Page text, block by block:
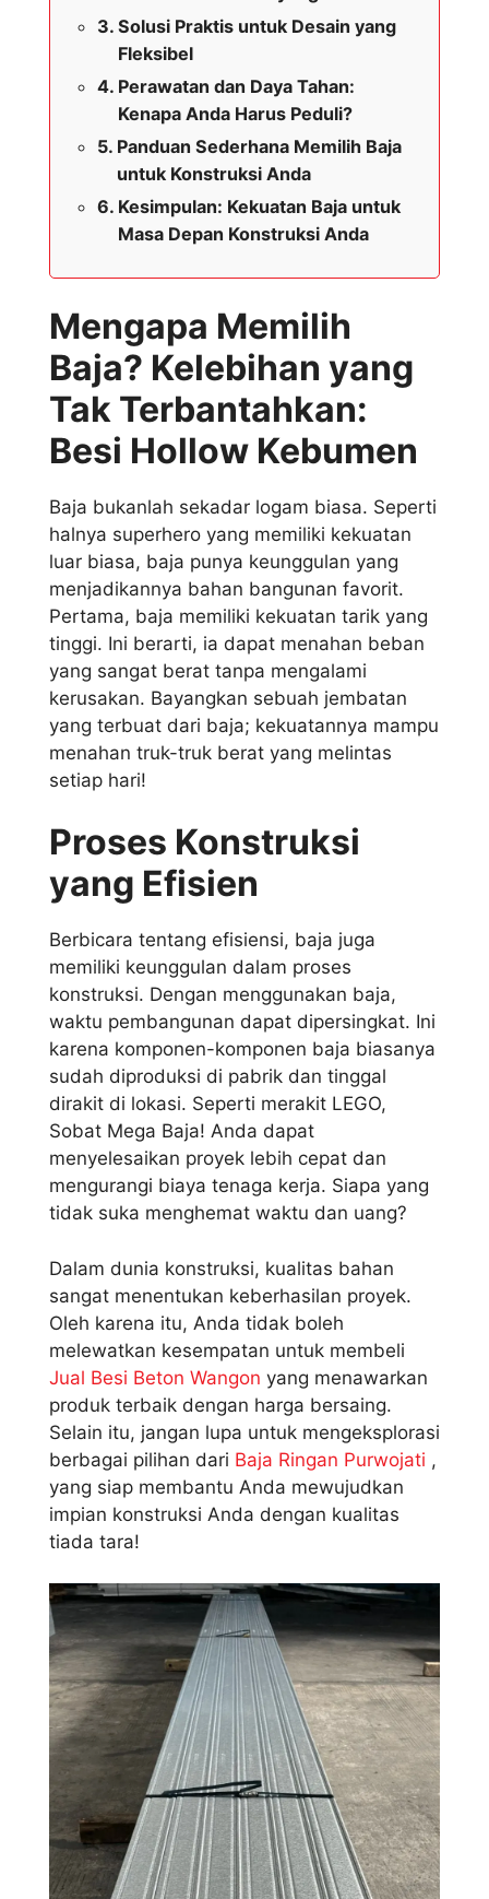
Solusi Praktis untuk Desain yang
Fleksibel
Perawatan dan Daya Tahan:
Kenapa Anda Harus Peduli?
Panduan Sederhana Memilih Baja
untuk Konstruksi Anda
Kesimpulan: Kekuatan Baja untuk
Masa Depan Konstruksi Anda
Mengapa Memilih
Baja? Kelebihan yang
Tak Terbantahkan:
Besi Hollow Kebumen
Baja bukanlah sekadar logam biasa. Seperti
halnya superhero yang memiliki kekuatan
luar biasa, baja punya keunggulan yang
menjadikannya bahan bangunan favorit.
Pertama, baja memiliki kekuatan tarik yang
tinggi. Ini berarti, ia dapat menahan beban
yang sangat berat tanpa mengalami
kerusakan. Bayangkan sebuah jembatan
yang terbuat dari baja; kekuatannya mampu
menahan truk-truk berat yang melintas
setiap hari!
Proses Konstruksi
yang Efisien
Berbicara tentang efisiensi, baja juga
memiliki keunggulan dalam proses
konstruksi. Dengan menggunakan baja,
waktu pembangunan dapat dipersingkat. Ini
karena komponen-komponen baja biasanya
sudah diproduksi di pabrik dan tinggal
dirakit di lokasi. Seperti merakit LEGO,
Sobat Mega Baja! Anda dapat
menyelesaikan proyek lebih cepat dan
mengurangi biaya tenaga kerja. Siapa yang
tidak suka menghemat waktu dan uang?
Dalam dunia konstruksi, kualitas bahan
sangat menentukan keberhasilan proyek.
Oleh karena itu, Anda tidak boleh
melewatkan kesempatan untuk membeli
Jual Besi Beton Wangon yang menawarkan
produk terbaik dengan harga bersaing.
Selain itu, jangan lupa untuk mengeksplorasi
berbagai pilihan dari Baja Ringan Purwojati ,
yang siap membantu Anda mewujudkan
impian konstruksi Anda dengan kualitas
tiada tara!